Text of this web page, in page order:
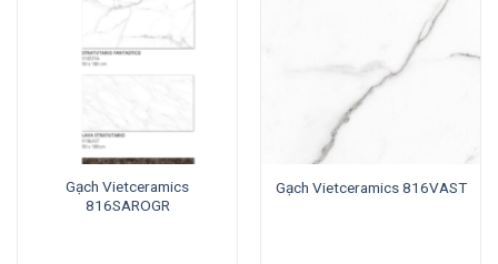
Gạch Vietceramics
816SAROGR
Gạch Vietceramics 816VAST